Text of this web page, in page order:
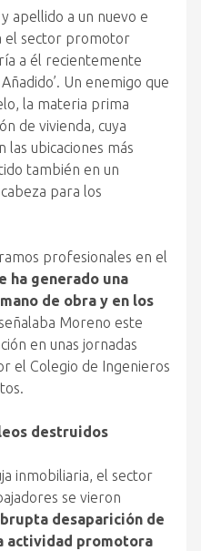
apellido a un nuevo e
el sector promotor
a él recientemente
Un enemigo que
la materia prima
de vivienda, cuya
las ubicaciones más
también en un
para los
profesionales en el
ha generado una
de obra y en los
Moreno este
en unas jornadas
el Colegio de Ingenieros
destruidos
inmobiliaria, el sector
se vieron
desaparición de
actividad promotora